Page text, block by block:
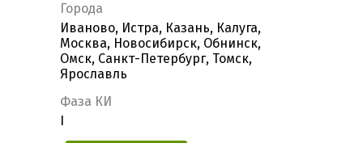
Города
Иваново, Истра, Казань, Калуга,
Москва, Новосибирск, Обнинск,
Омск, Санкт-Петербург, Томск,
Ярославль
Фаза КИ